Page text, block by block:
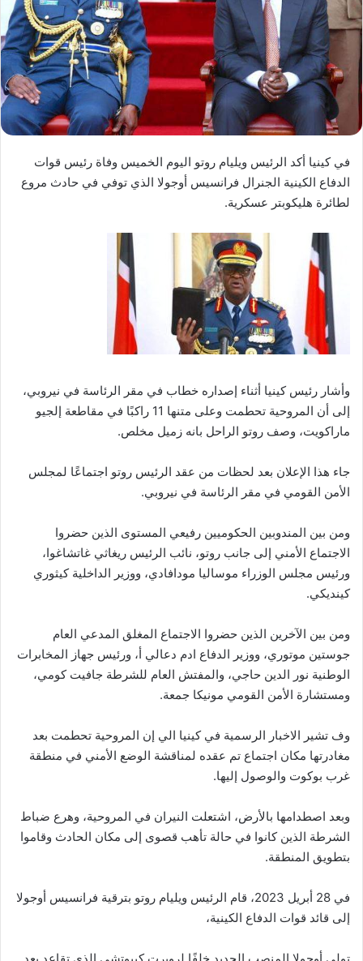
في كينيا أكد الرئيس ويليام روتو اليوم الخميس وفاة رئيس قوات
الدفاع الكينية الجنرال فرانسيس أوجولا الذي توفي في حادث مروع
لطائرة هليكوبتر عسكرية.
وأشار رئيس كينيا أثناء إصداره خطاب في مقر الرئاسة في نيروبي،
إلى أن المروحية تحطمت وعلى متنها 11 راكبًا في مقاطعة إلجيو
ماراكويت، وصف روتو الراحل بانه زميل مخلص.
جاء هذا الإعلان بعد لحظات من عقد الرئيس روتو اجتماعًا لمجلس
الأمن القومي في مقر الرئاسة في نيروبي.
ومن بين المندوبين الحكوميين رفيعي المستوى الذين حضروا
الاجتماع الأمني إلى جانب روتو، نائب الرئيس ريغاثي غاتشاغوا،
ورئيس مجلس الوزراء موساليا مودافادي، ووزير الداخلية كيثوري
كينديكي.
ومن بين الآخرين الذين حضروا الاجتماع المغلق المدعي العام
جوستين موتوري، ووزير الدفاع ادم دعالي أ، ورئيس جهاز المخابرات
الوطنية نور الدين حاجي، والمفتش العام للشرطة جافيت كومي،
ومستشارة الأمن القومي مونيكا جمعة.
وف تشير الاخبار الرسمية في كينيا الي إن المروحية تحطمت بعد
مغادرتها مكان اجتماع تم عقده لمناقشة الوضع الأمني في منطقة
غرب بوكوت والوصول إليها.
وبعد اصطدامها بالأرض، اشتعلت النيران في المروحية، وهرع ضباط
الشرطة الذين كانوا في حالة تأهب قصوى إلى مكان الحادث وقاموا
بتطويق المنطقة.
في 28 أبريل 2023، قام الرئيس ويليام روتو بترقية فرانسيس أوجولا
إلى قائد قوات الدفاع الكينية،